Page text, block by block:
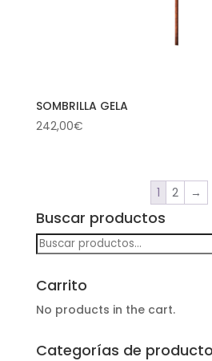
SOMBRILLA GELA
242,00€
1 2 →
Buscar productos
Buscar
por:
Carrito
No products in the cart.
Categorías de